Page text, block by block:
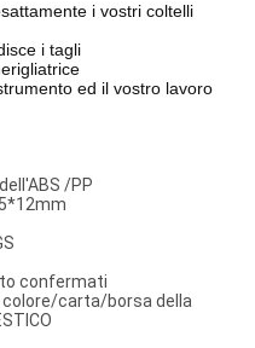
i vostri coltelli
i tagli
ed il vostro lavoro
/PP
confermati
colore/carta/borsa della